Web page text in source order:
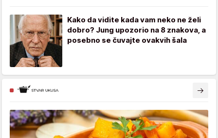
Kako da vidite kada vam neko ne želi
dobro? Jung upozorio na 8 znakova, a
posebno se čuvajte ovakvih šala